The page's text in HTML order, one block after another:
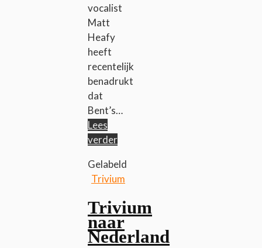
vocalist
Matt
Heafy
heeft
recentelijk
benadrukt
dat
Bent’s…
Lees
verder
Gelabeld
Trivium
Trivium
naar
Nederland